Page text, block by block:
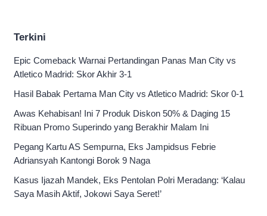
Terkini
Epic Comeback Warnai Pertandingan Panas Man City vs
Atletico Madrid: Skor Akhir 3-1
Hasil Babak Pertama Man City vs Atletico Madrid: Skor 0-1
Awas Kehabisan! Ini 7 Produk Diskon 50% & Daging 15
Ribuan Promo Superindo yang Berakhir Malam Ini
Pegang Kartu AS Sempurna, Eks Jampidsus Febrie
Adriansyah Kantongi Borok 9 Naga
Kasus Ijazah Mandek, Eks Pentolan Polri Meradang: ‘Kalau
Saya Masih Aktif, Jokowi Saya Seret!’